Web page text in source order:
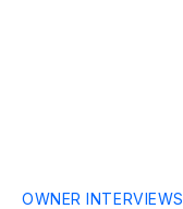
OWNER INTERVIEWS